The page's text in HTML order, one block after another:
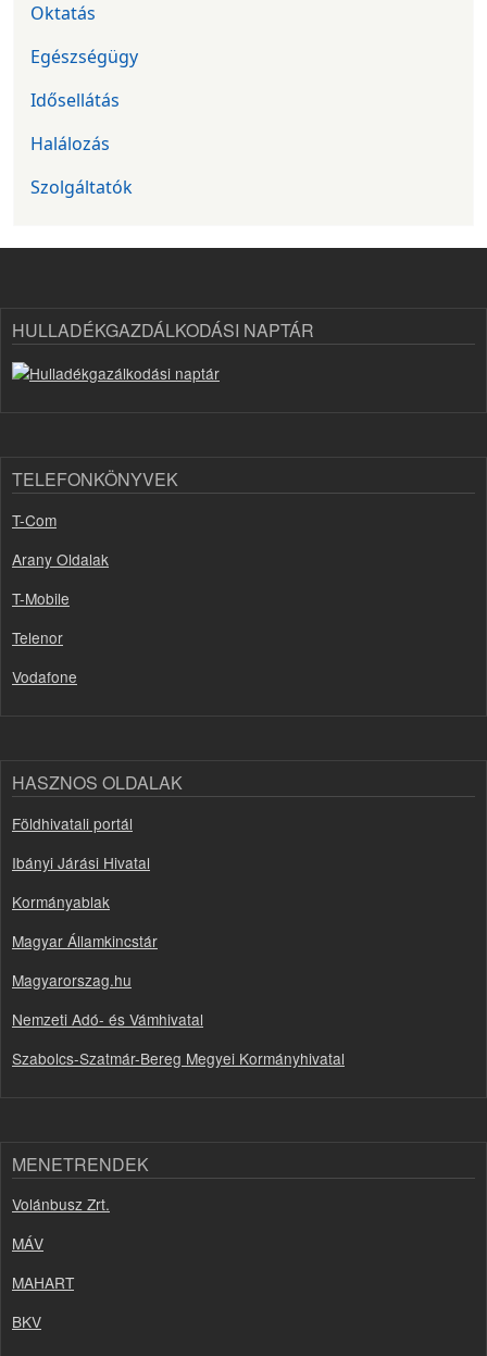
Oktatás
Egészségügy
Idősellátás
Halálozás
Szolgáltatók
HULLADÉKGAZDÁLKODÁSI NAPTÁR
TELEFONKÖNYVEK
T-Com
Arany Oldalak
T-Mobile
Telenor
Vodafone
HASZNOS OLDALAK
Földhivatali portál
Ibányi Járási Hivatal
Kormányablak
Magyar Államkincstár
Magyarorszag.hu
Nemzeti Adó- és Vámhivatal
Szabolcs-Szatmár-Bereg Megyei Kormányhivatal
MENETRENDEK
Volánbusz Zrt.
MÁV
MAHART
BKV